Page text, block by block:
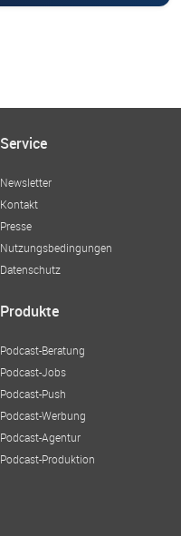
Service
Newsletter
Kontakt
Presse
Nutzungsbedingungen
Datenschutz
Produkte
Podcast-Beratung
Podcast-Jobs
Podcast-Push
Podcast-Werbung
Podcast-Agentur
Podcast-Produktion